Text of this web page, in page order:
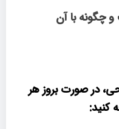
چگونه با آن
در صورت بروز هر
کنید: